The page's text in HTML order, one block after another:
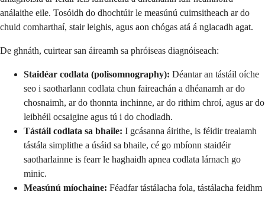
análaithe eile. Tosóidh do dhochtúir le measúnú cuimsitheach ar do
chuid comharthaí, stair leighis, agus aon chógas atá á nglacadh agat.
De ghnáth, cuirtear san áireamh sa phróiseas diagnóiseach:
Staidéar codlata (polisomnography): Déantar an tástáil oíche
seo i saotharlann codlata chun faireachán a dhéanamh ar do
chosnaimh, ar do thonnta inchinne, ar do rithim chroí, agus ar do
leibhéil ocsaigine agus tú i do chodladh.
Tástáil codlata sa bhaile: I gcásanna áirithe, is féidir trealamh
tástála simplithe a úsáid sa bhaile, cé go mbíonn staidéir
saotharlainne is fearr le haghaidh apnea codlata lárnach go
minic.
Measúnú míochaine: Féadfar tástálacha fola, tástálacha feidhm